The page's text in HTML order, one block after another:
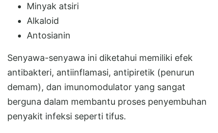
Minyak atsiri
Alkaloid
Antosianin
Senyawa-senyawa ini diketahui memiliki efek
antibakteri, antiinflamasi, antipiretik (penurun
demam), dan imunomodulator yang sangat
berguna dalam membantu proses penyembuhan
penyakit infeksi seperti tifus.